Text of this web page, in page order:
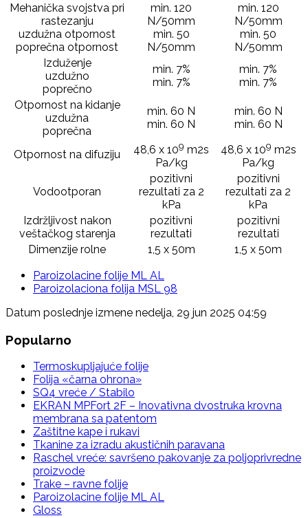
Mehanička svojstva pri
rastezanju
uzdužna otpornost
poprečna otpornost
min. 120
N/50mm
min. 50
N/50mm
min. 120
N/50mm
min. 50
N/50mm
Izduženje
uzdužno
poprečno
min. 7%
min. 7%
min. 7%
min. 7%
Otpornost na kidanje
uzdužna
poprečna
min. 60 N
min. 60 N
min. 60 N
min. 60 N
Otpornost na difuziju 48,6 x 109 m2s
Pa/kg
48,6 x 109 m2s
Pa/kg
Vodootporan
pozitivni
rezultati za 2
kPa
pozitivni
rezultati za 2
kPa
Izdržljivost nakon
veštačkog starenja
pozitivni
rezultati
pozitivni
rezultati
Dimenzije rolne
1,5 x 50m
1,5 x 50m
Paroizolacine folije ML AL
Paroizolaciona folija MSL 98
Datum poslednje izmene nedelja, 29 jun 2025 04:59
Popularno
Termoskupljajuće folije
Folija «čarna ohrona»
SQ4 vreće / Stabilo
EKRAN MPFort 2F – Inovativna dvostruka krovna
membrana sa patentom
Zaštitne kape i rukavi
Tkanine za izradu akustičnih paravana
Raschel vreće: savršeno pakovanje za poljoprivredne
proizvode
Trake – ravne folije
Paroizolacine folije ML AL
Gloss